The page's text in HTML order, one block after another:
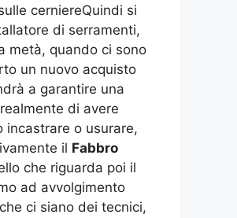
cerniereQuindi si
di serramenti,
metà, quando ci sono
un nuovo acquisto
a garantire una
di avere
incastrare o usurare,
il Fabbro
che riguarda poi il
ad avvolgimento
ci siano dei tecnici,